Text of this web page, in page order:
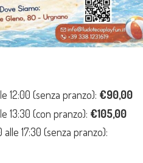
12:00 (senza pranzo): €90,00
13:30 (con pranzo): €105,00
alle 17:30 (senza pranzo):